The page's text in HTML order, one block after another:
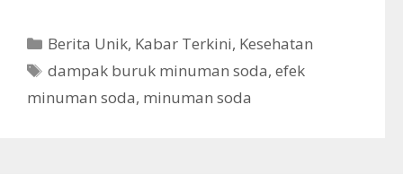
K
a
e
Berita Unik, Kabar Terkini, Kesehatan
T
dampak buruk minuman soda,efek
minuman soda, minuman soda